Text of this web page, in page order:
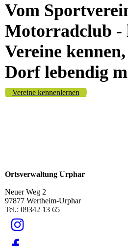
Vom
Motorradclub -
Vereine
Dorf lebendig
Vereine kennenlernen
Ortsverwaltung Urphar
Neuer Weg 2
97877 Wertheim-Urphar
Tel.: 09342 13 65